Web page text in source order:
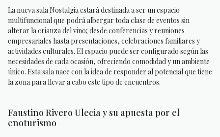
La nueva sala Nostalgia estará destinada a ser un espacio
multifuncional que podrá albergar toda clase de eventos sin
alterar la crianza del vino; desde conferencias y reuniones
empresariales hasta presentaciones, celebraciones familiares y
actividades culturales. El espacio puede ser configurado según las
necesidades de cada ocasión, ofreciendo comodidad y un ambiente
único. Esta sala nace con la idea de responder al potencial que tiene
la zona para llevar a cabo este tipo de encuentros.
Faustino Rivero Ulecia y su apuesta por el
enoturismo